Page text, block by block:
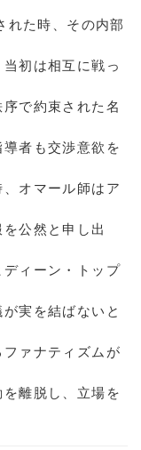
れた時、その内部
初は相互に戦っ
で約束された名
者も交渉意欲を
オマール師はア
公然と申し出
ィーン・トップ
実を結ばないと
ファナティズムが
離脱し、立場を